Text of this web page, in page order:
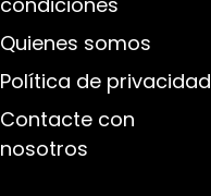
Quienes somos
Política de privacidad
Contacte con
nosotros